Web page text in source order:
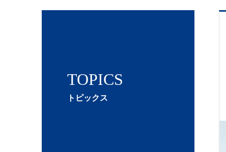
TOPICS
トピックス